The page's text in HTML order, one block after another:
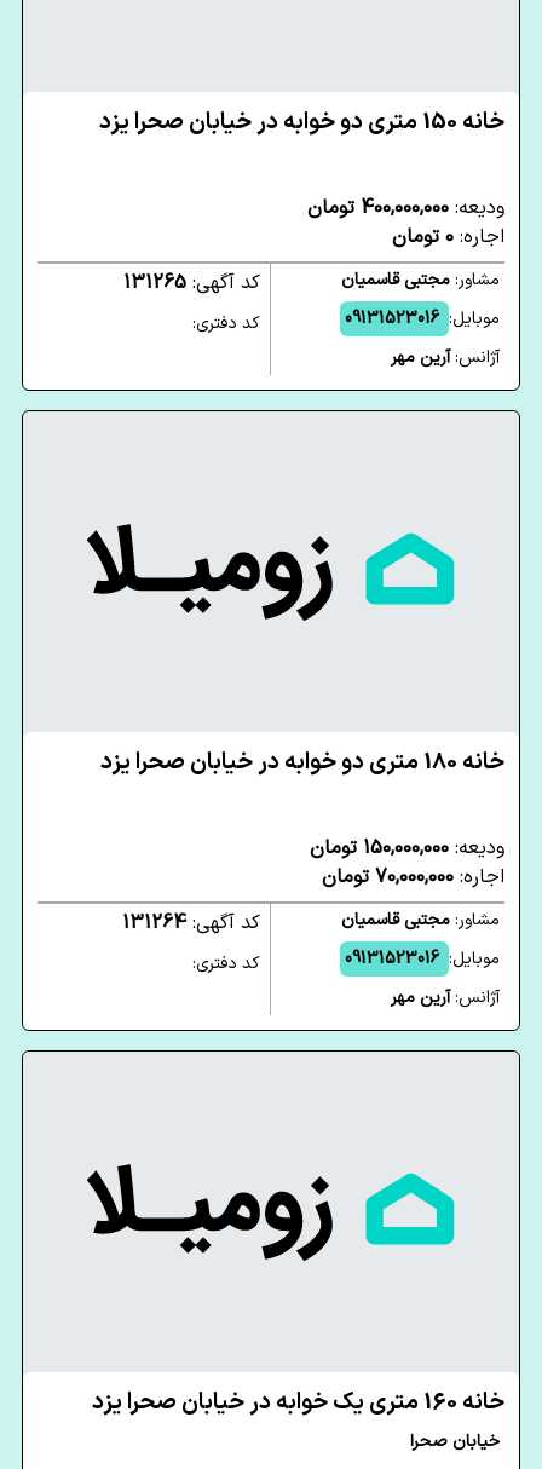
خانه 150 متری دو خوابه در خیابان صحرا یزد
ودیعه: 400,000,000 تومان
اجاره: 0 تومان
مشاور:مجتبی قاسمیان
موبایل: 09131523016
آژانس:آرین مهر
کد آگهی: 131265
کد دفتری:
خانه 180 متری دو خوابه در خیابان صحرا یزد
ودیعه: 150,000,000 تومان
اجاره: 70,000,000 تومان
مشاور:مجتبی قاسمیان
موبایل: 09131523016
آژانس:آرین مهر
کد آگهی: 131264
کد دفتری:
خانه 160 متری یک خوابه در خیابان صحرا یزد
خیابان صحرا